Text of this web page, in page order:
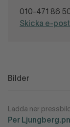
010-471 86
Skicka e-post
Bilder
Ladda ner pressbild
Per